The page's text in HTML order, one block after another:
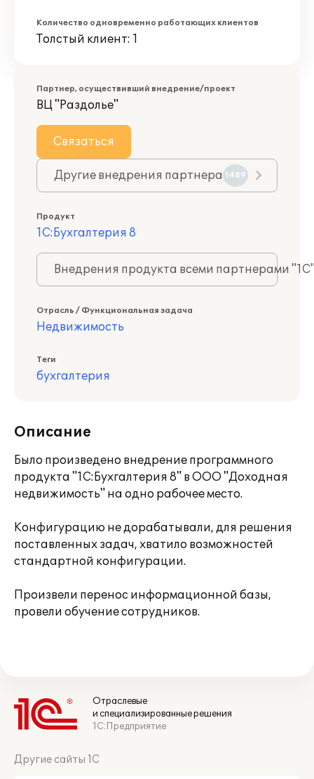
Количество одновременно работающих клиентов
Толстый клиент: 1
Партнер, осуществивший внедрение/проект
ВЦ "Раздолье"
Связаться
Другие внедрения партнера 1489
Продукт
1С:Бухгалтерия 8
Внедрения продукта всеми партнерами
Отрасль / Функциональная задача
Недвижимость
Теги
бухгалтерия
Описание
Было произведено внедрение программного
продукта "1С:Бухгалтерия 8" в ООО "Доходная
недвижимость" на одно рабочее место.
Конфигурацию не дорабатывали, для решения
поставленных задач, хватило возможностей
стандартной конфигурации.
Произвели перенос информационной базы,
провели обучение сотрудников.
Отраслевые
и специализированные решения
1С:Предприятие
Другие сайты 1С